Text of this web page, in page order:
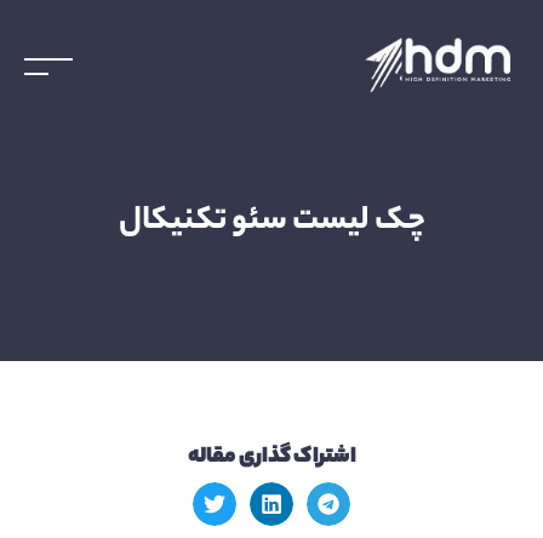
چک لیست سئو تکنیکال
اشتراک گذاری مقاله